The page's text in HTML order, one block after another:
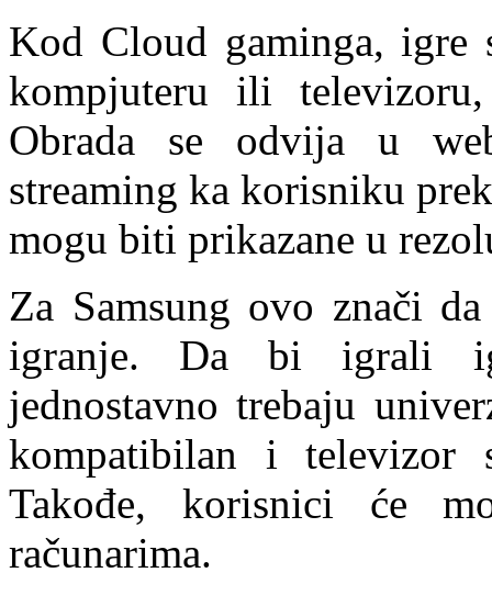
Kod Cloud gaminga, igre
kompjuteru ili
Obrada se odvija u
streaming ka korisniku
mogu biti prikazane u
Za Samsung ovo znači
igranje. Da bi igrali
jednostavno trebaju
kompatibilan i televizor
Takođe, korisnici će
računarima.